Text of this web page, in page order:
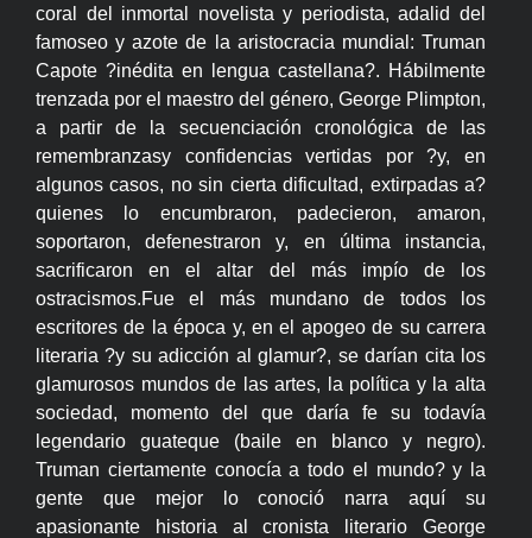
coral del inmortal novelista y periodista, adalid del
famoseo y azote de la aristocracia mundial: Truman
Capote ?inédita en lengua castellana?. Hábilmente
trenzada por el maestro del género, George Plimpton,
a partir de la secuenciación cronológica de las
remembranzasy confidencias vertidas por ?y, en
algunos casos, no sin cierta dificultad, extirpadas a?
quienes lo encumbraron, padecieron, amaron,
soportaron, defenestraron y, en última instancia,
sacrificaron en el altar del más impío de los
ostracismos.Fue el más mundano de todos los
escritores de la época y, en el apogeo de su carrera
literaria ?y su adicción al glamur?, se darían cita los
glamurosos mundos de las artes, la política y la alta
sociedad, momento del que daría fe su todavía
legendario guateque (baile en blanco y negro).
Truman ciertamente conocía a todo el mundo? y la
gente que mejor lo conoció narra aquí su
apasionante historia al cronista literario George